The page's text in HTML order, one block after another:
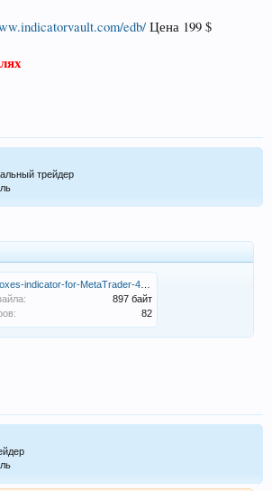
edb/ Цена 199 $
трейдер
897 байт
82